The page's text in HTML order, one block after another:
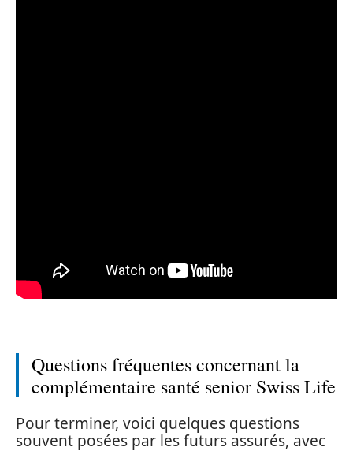
Questions fréquentes concernant la
complémentaire santé senior Swiss Life
Pour terminer, voici quelques questions
souvent posées par les futurs assurés, avec